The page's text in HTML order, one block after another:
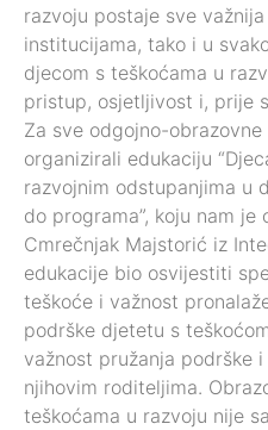
razvoju postaje sve
institucijama, tako i u
djecom s teškoćama u
pristup, osjetljivost i, prije
Za sve odgojno-
organizirali edukaciju
razvojnim odstupanjima u
do programa”, koju nam je
Cmrečnjak Majstorić iz
edukacije bio osvijestiti
teškoće i važnost
podrške djetetu s
važnost pružanja podrške
njihovim roditeljima.
teškoćama u razvoju nije